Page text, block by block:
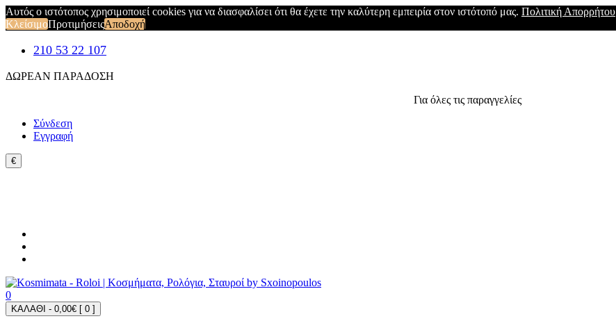
Αυτός ο ιστότοπος χρησιμοποιεί cookies για να διασφαλίσει ότι θα έχετε την καλύτερη εμπειρία στον ιστότοπό μας. Πολιτική Απορρήτου
ΚλείσιμοΠροτιμήσειςΑποδοχή
210 53 22 107
ΔΩΡΕΑΝ ΠΑΡΑΔΟΣΗ
Για όλες τις παραγγελίες
Σύνδεση
Εγγραφή
€
0
ΚΑΛΑΘΙ - 0,00€ [ 0 ]